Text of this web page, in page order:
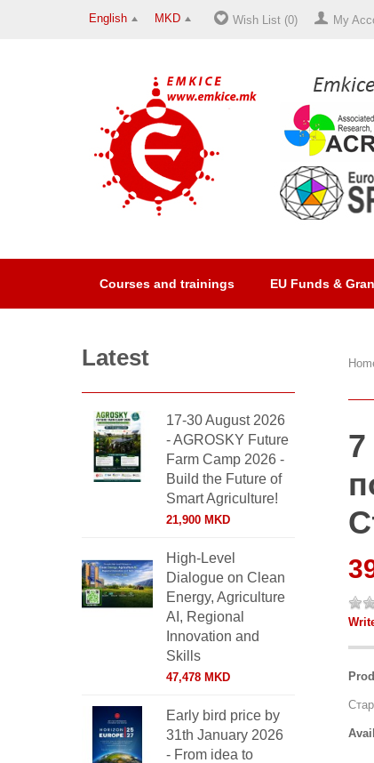
English MKD Wish List (0) My
Courses and trainings EU Funds &
Latest
17-30 August 2026
- AGROSKY Future
Farm Camp 2026 -
Build the Future of
Smart Agriculture!
21,900 MKD
High-Level
Dialogue on Clean
Energy, Agriculture
AI, Regional
Innovation and
Skills
47,478 MKD
Early bird price by
31th January 2026
- From idea to